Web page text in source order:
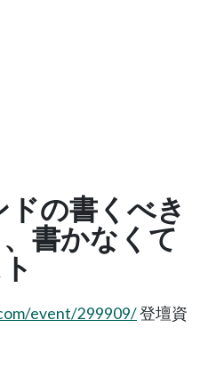
の書くべき
書かなくて
event/299909/登壇資